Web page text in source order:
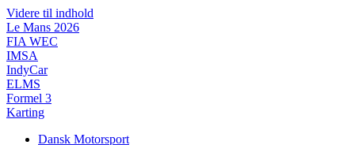
Videre til indhold
Le Mans 2026
FIA WEC
IMSA
IndyCar
ELMS
Formel 3
Karting
Dansk Motorsport